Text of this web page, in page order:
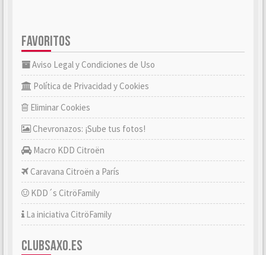
FAVORITOS
Aviso Legal y Condiciones de Uso
Política de Privacidad y Cookies
Eliminar Cookies
Chevronazos: ¡Sube tus fotos!
Macro KDD Citroën
Caravana Citroën a París
KDD´s CitröFamily
La iniciativa CitröFamily
CLUBSAXO.ES